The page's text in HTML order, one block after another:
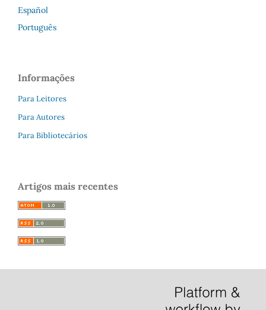
Español
Português
Informações
Para Leitores
Para Autores
Para Bibliotecários
Artigos mais recentes